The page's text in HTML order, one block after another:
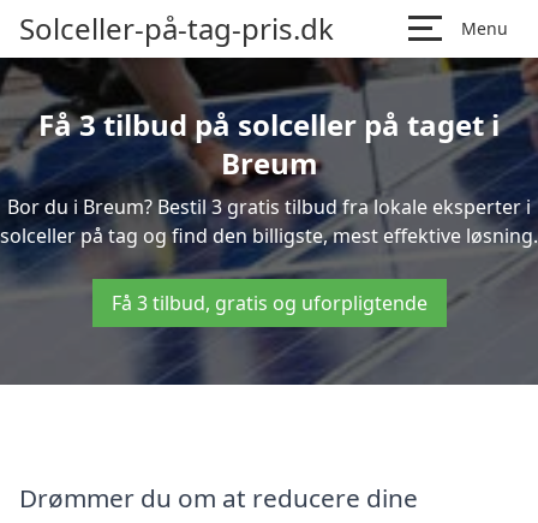
Solceller-på-tag-pris.dk Menu
Få 3 tilbud på solceller på taget i
Breum
Bor du i Breum? Bestil 3 gratis tilbud fra lokale eksperter i
solceller på tag og find den billigste, mest effektive løsning.
Få 3 tilbud, gratis og uforpligtende
Drømmer du om at reducere dine